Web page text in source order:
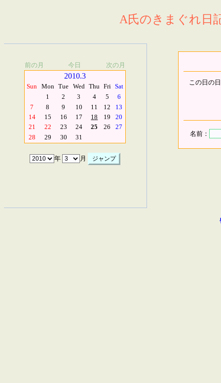
A氏のきまぐれ日
前の月 今日 次の月
2010.3
Sun Mon Tue Wed Thu Fri Sat
1
2 3 4 5
6
7
8 9 10 11 12
13
14
15 16 17 18 19
20
21
22 23 24 25 26
27
28
29 30 31
年 月
この日の
名前：